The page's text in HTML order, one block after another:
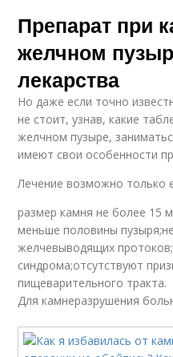
Препарат при
желчном
лекарства
Но даже если точно
не стоит, узнав, какие
желчном пузыре,
имеют свои особенности
Лечение возможно только
размер камня не более 15
меньше половины
желчевыводящих
синдрома;отсутствуют
пищеварительного тракта.
Для камнеразрушения